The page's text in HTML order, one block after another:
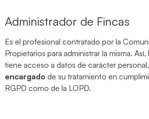
Administrador de Fincas
Es el profesional contratado por la
Propietarios para administrar la misma.
tiene acceso a datos de carácter
encargado de su tratamiento en
RGPD como de la LOPD.